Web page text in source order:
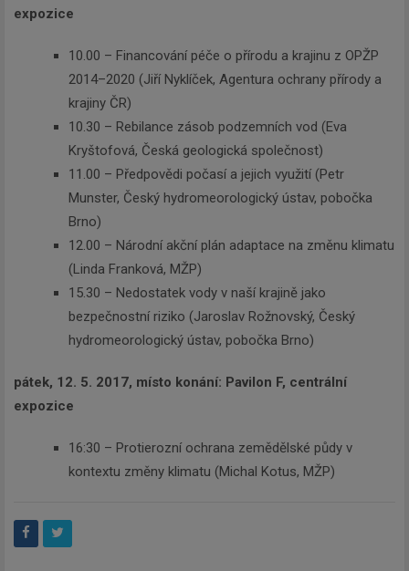
expozice
10.00 – Financování péče o přírodu a krajinu z OPŽP
2014–2020 (Jiří Nyklíček, Agentura ochrany přírody a
krajiny ČR)
10.30 – Rebilance zásob podzemních vod (Eva
Kryštofová, Česká geologická společnost)
11.00 – Předpovědi počasí a jejich využití (Petr
Munster, Český hydromeorologický ústav, pobočka
Brno)
12.00 – Národní akční plán adaptace na změnu klimatu
(Linda Franková, MŽP)
15.30 – Nedostatek vody v naší krajině jako
bezpečnostní riziko (Jaroslav Rožnovský, Český
hydromeorologický ústav, pobočka Brno)
pátek, 12. 5. 2017, místo konání: Pavilon F, centrální
expozice
16:30 – Protierozní ochrana zemědělské půdy v
kontextu změny klimatu (Michal Kotus, MŽP)
Newsletter
Zadejte váš email a my Vám
budeme zasílat ty nejdůležitější
informace, maximálně 1x týdně.
Odebírat